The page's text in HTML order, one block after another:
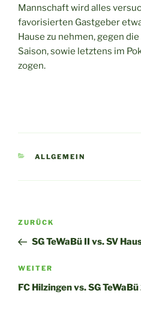
Mannschaft wird alles
favorisierten Gastgeber
Hause zu nehmen, gegen
Saison, sowie letztens im
zogen.
KATEGORIEN
ALLGEMEIN
Beitragsnavigation
Vorheriger
Beitrag
ZURÜCK
SG TeWaBü II vs. SV
Nächster
Beitrag
WEITER
FC Hilzingen vs. SG